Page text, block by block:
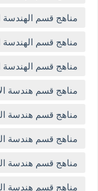
مناهج قسم الهندسة
مناهج قسم الهندسة
مناهج قسم الهندسة
مناهج قسم هندسة
مناهج قسم هندسة
مناهج قسم هندسة
مناهج قسم هندسة
مناهج قسم هندسة